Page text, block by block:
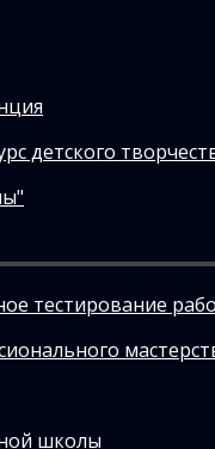
детского
тестирование
школы